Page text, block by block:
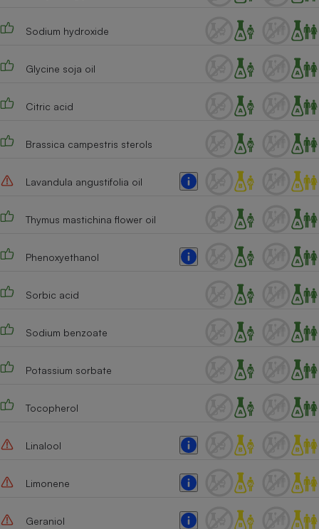
Sodium hydroxide
Glycine soja oil
Citric acid
Brassica campestris sterols
Lavandula angustifolia oil
Thymus mastichina flower oil
Phenoxyethanol
Sorbic acid
Sodium benzoate
Potassium sorbate
Tocopherol
Linalool
Limonene
Geraniol